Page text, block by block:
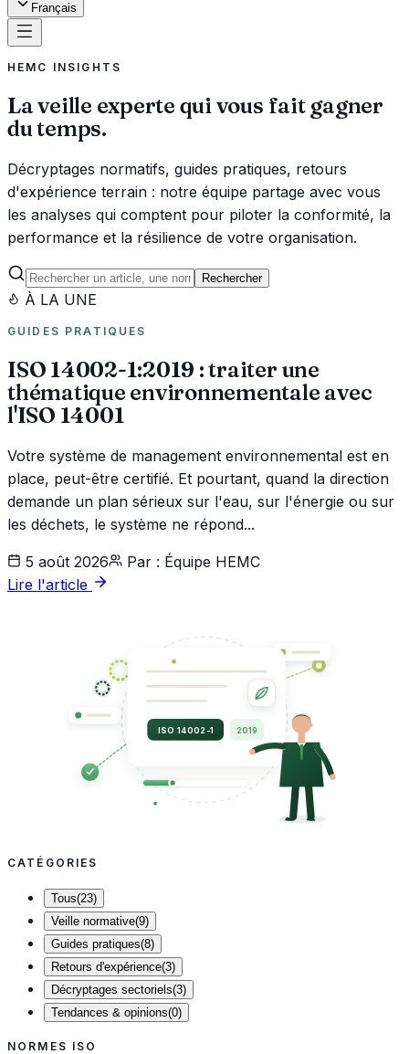
Français
HEMC INSIGHTS
La veille experte qui vous fait gagner
du temps.
Décryptages normatifs, guides pratiques, retours
d'expérience terrain : notre équipe partage avec vous
les analyses qui comptent pour piloter la conformité, la
performance et la résilience de votre organisation.
Rechercher
À LA UNE
GUIDES PRATIQUES
ISO 14002-1:2019 : traiter une
thématique environnementale avec
l'ISO 14001
Votre système de management environnemental est en
place, peut-être certifié. Et pourtant, quand la direction
demande un plan sérieux sur l'eau, sur l'énergie ou sur
les déchets, le système ne répond...
5 août 2026
Par : Équipe HEMC
Lire l'article
ISO 14002-1 2019
CATÉGORIES
Tous(23)
Veille normative(9)
Guides pratiques(8)
Retours d'expérience(3)
Décryptages sectoriels(3)
Tendances & opinions(0)
NORMES ISO